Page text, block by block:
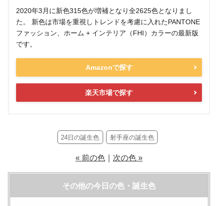
2020年3月に新色315色が増補となり全2625色となりまし
た。 新色は市場を重視しトレンドを考慮に入れたPANTONE
ファッション、ホーム + インテリア（FHI）カラーの最新版
です。
Amazonで探す
楽天市場で探す
24日の誕生色 射手座の誕生色
« 前の色 次の色 »
その他の今日の色・誕生色